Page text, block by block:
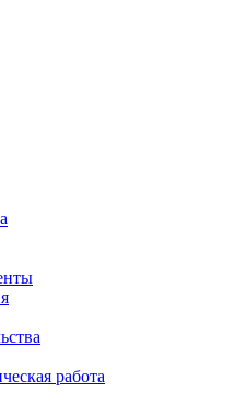
работа